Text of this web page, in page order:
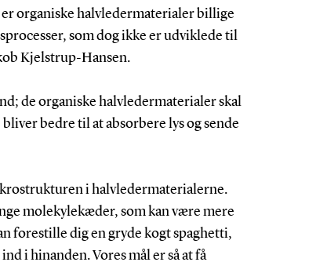
organiske halvledermaterialer billige
som dog ikke er udviklede til
Kjelstrup-Hansen.
de organiske halvledermaterialer skal
bedre til at absorbere lys og sende
i halvledermaterialerne.
molekylekæder, som kan være mere
forestille dig en gryde kogt spaghetti,
i hinanden. Vores mål er så at få